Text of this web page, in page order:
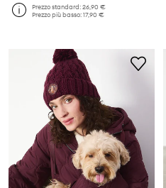
Prezzo standard:26,90 €
Prezzo più basso:17,90 €